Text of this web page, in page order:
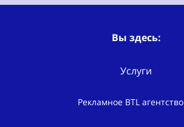
Вы здесь:
Услуги
Рекламное BTL агентство